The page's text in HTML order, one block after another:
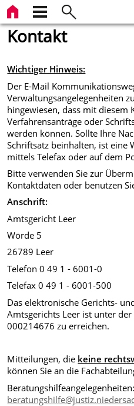
Kontakt
Wichtiger Hinweis:
Der E-Mail
Verwaltungsangelegenheiten
hingewiesen, dass mit
Verfahrensanträge oder
werden können. Sollte Ihre
Schriftsatz beinhalten, ist
mittels Telefax oder auf dem
Bitte verwenden Sie zur
Kontaktdaten oder benutzen
Anschrift:
Amtsgericht Leer
Wörde 5
26789 Leer
Telefon 0 49 1 - 6001-0
Telefax 0 49 1 - 6001-500
Das elektronische Gerichts-
Amtsgerichts Leer ist unter
000214676 zu erreichen.
Mitteilungen, die keine
können Siean die